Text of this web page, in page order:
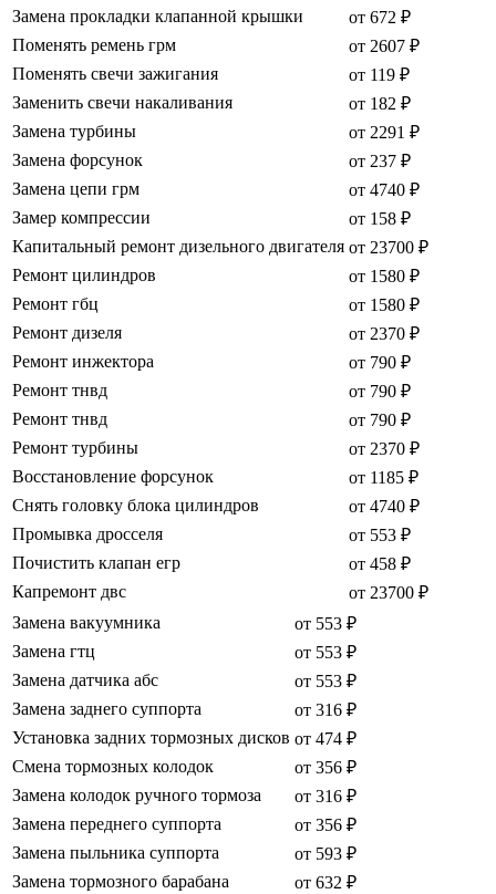
Замена прокладки клапанной крышки
от 672 ₽
Поменять ремень грм
от 2607 ₽
Поменять свечи зажигания
от 119 ₽
Заменить свечи накаливания
от 182 ₽
Замена турбины
от 2291 ₽
Замена форсунок
от 237 ₽
Замена цепи грм
от 4740 ₽
Замер компрессии
от 158 ₽
Капитальный ремонт дизельного двигателя от 23700 ₽
Ремонт цилиндров
от 1580 ₽
Ремонт гбц
от 1580 ₽
Ремонт дизеля
от 2370 ₽
Ремонт инжектора
от 790 ₽
Ремонт тнвд
от 790 ₽
Ремонт тнвд
от 790 ₽
Ремонт турбины
от 2370 ₽
Восстановление форсунок
от 1185 ₽
Снять головку блока цилиндров
от 4740 ₽
Промывка дросселя
от 553 ₽
Почистить клапан егр
от 458 ₽
Капремонт двс
от 23700 ₽
Замена вакуумника
от 553 ₽
Замена гтц
от 553 ₽
Замена датчика абс
от 553 ₽
Замена заднего суппорта
от 316 ₽
Установка задних тормозных дисков от 474 ₽
Смена тормозных колодок
от 356 ₽
Замена колодок ручного тормоза
от 316 ₽
Замена переднего суппорта
от 356 ₽
Замена пыльника суппорта
от 593 ₽
Замена тормозного барабана
от 632 ₽